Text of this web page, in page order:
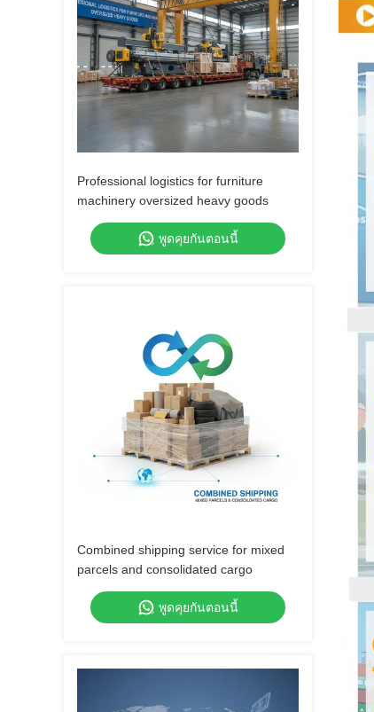
Professional logistics for furniture
machinery oversized heavy goods
พูดคุยกันตอนนี้
Combined shipping service for mixed
parcels and consolidated cargo
พูดคุยกันตอนนี้